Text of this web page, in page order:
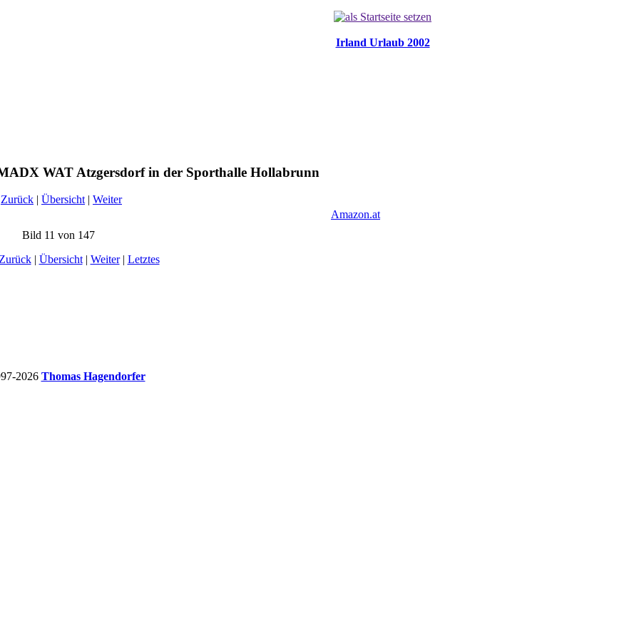
Irland Urlaub 2002
WAT Atzgersdorf in der Sporthalle Hollabrunn
Zurück | Übersicht| Weiter
Bild 11 von 147
| Übersicht| Weiter| Letztes
Amazon.at
2026 Thomas Hagendorfer